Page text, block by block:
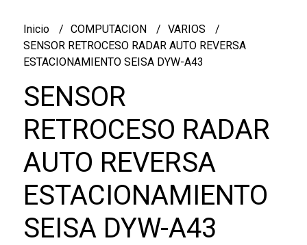
Inicio COMPUTACION
VARIOS
SENSOR RETROCESO RADAR AUTO REVERSA
ESTACIONAMIENTO SEISA DYW-A43
SENSOR
RETROCESO RADAR
AUTO REVERSA
ESTACIONAMIENTO
SEISA DYW-A43